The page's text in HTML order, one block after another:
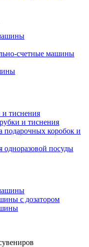
счетные машины
тиснения
и тиснения
подарочных коробок и
одноразовой посуды
с дозатором